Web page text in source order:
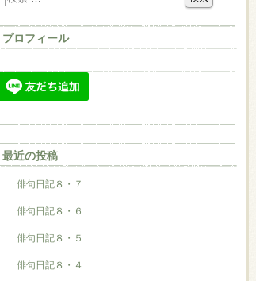
プロフィール
最近の投稿
俳句日記８・７
俳句日記８・６
俳句日記８・５
俳句日記８・４